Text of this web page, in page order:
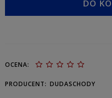
DO
OCENA:
PRODUCENT: DUDASCHODY